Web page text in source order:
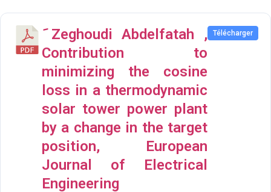
َ Zeghoudi Abdelfatah ,
Contribution to
minimizing the cosine
loss in a thermodynamic
solar tower power plant
by a change in the target
position, European
Journal of Electrical
Engineering
Télécharger